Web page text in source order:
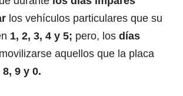
los vehículos particulares que su
1, 2, 3, 4 y 5; pero, los días
aquellos que la placa
8, 9 y 0.